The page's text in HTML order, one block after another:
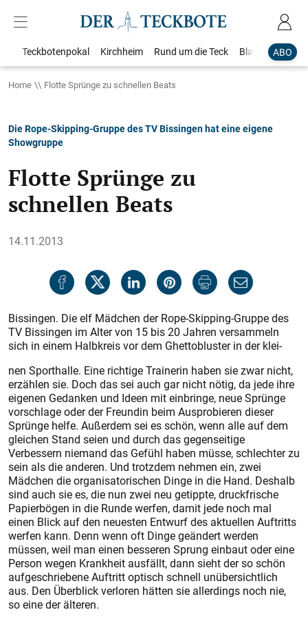
ABO
Teckbotenpokal Kirchheim Rund um die Teck Blaulicht
Home Flotte Sprünge zu schnellen Beats
Die Rope-Skipping-Gruppe des TV Bissingen hat eine eigene
Showgruppe
Flotte Sprünge zu
schnellen Beats
14.11.2013
Bissingen. Die elf Mädchen der Rope-Skipping-Gruppe des
TV Bissingen im Alter von 15 bis 20 Jahren versammeln
sich in einem Halbkreis vor dem Ghettobluster in der klei-
nen Sporthalle. Eine richtige Trainerin haben sie zwar nicht,
erzählen sie. Doch das sei auch gar nicht nötig, da jede ihre
eigenen Gedanken und Ideen mit einbringe, neue Sprünge
vorschlage oder der Freundin beim Ausprobieren dieser
Sprünge helfe. Außerdem sei es schön, wenn alle auf dem
gleichen Stand seien und durch das gegenseitige
Verbessern niemand das Gefühl haben müsse, schlechter zu
sein als die anderen. Und trotzdem nehmen ein, zwei
Mädchen die organisatorischen Dinge in die Hand. Deshalb
sind auch sie es, die nun zwei neu getippte, druckfrische
Papierbögen in die Runde werfen, damit jede noch mal
einen Blick auf den neuesten Entwurf des aktuellen Auftritts
werfen kann. Denn wenn oft Dinge geändert werden
müssen, weil man einen besseren Sprung einbaut oder eine
Person wegen Krankheit ausfällt, dann sieht der so schön
aufgeschriebene Auftritt optisch schnell unübersichtlich
aus. Den Überblick verloren hätten sie allerdings noch nie,
so eine der älteren.